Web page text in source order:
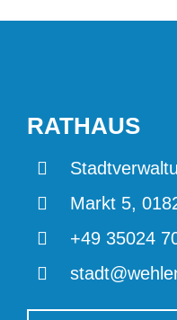
RATHAUS
Markt 5,
+49 35024